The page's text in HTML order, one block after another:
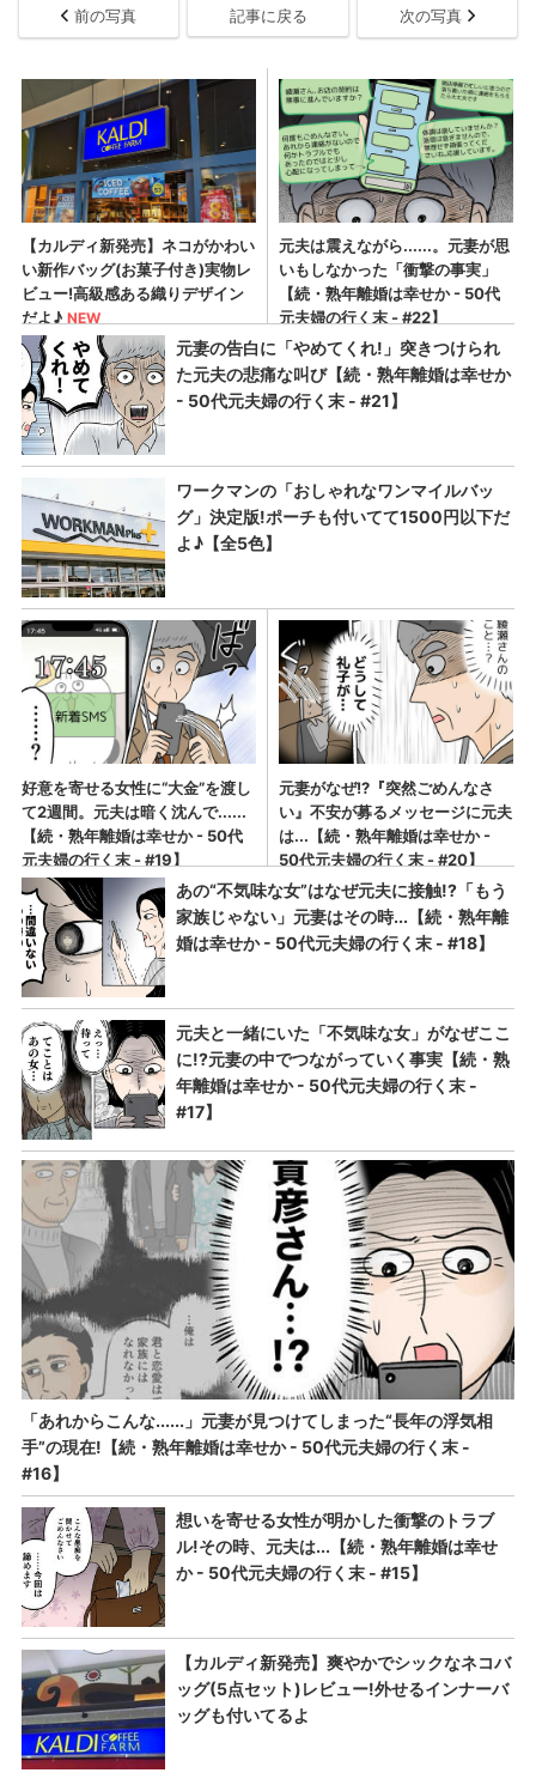
前の写真 記事に戻る 次の写真